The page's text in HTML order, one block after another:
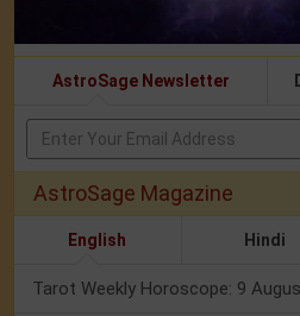
AstroSage Newsletter
AstroSage Magazine
English Hindi
Tarot Weekly Horoscope: 9